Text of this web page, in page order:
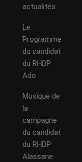
actualités
Le
Programme
du candidat
du RHDP
Ado
Musique de
la
campagne
du candidat
du RHDP
Alassane